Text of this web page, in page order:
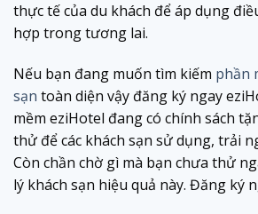
thực tế của du khách để áp dụng
hợp trong tương lai.
Nếu bạn đang muốn tìm kiếm phần
sạn toàn diện vậy đăng ký ngay
mềm eziHotel đang có chính sách
thử để các khách sạn sử dụng, trải
Còn chần chờ gì mà bạn chưa thử
lý khách sạn hiệu quả này. Đăng ký